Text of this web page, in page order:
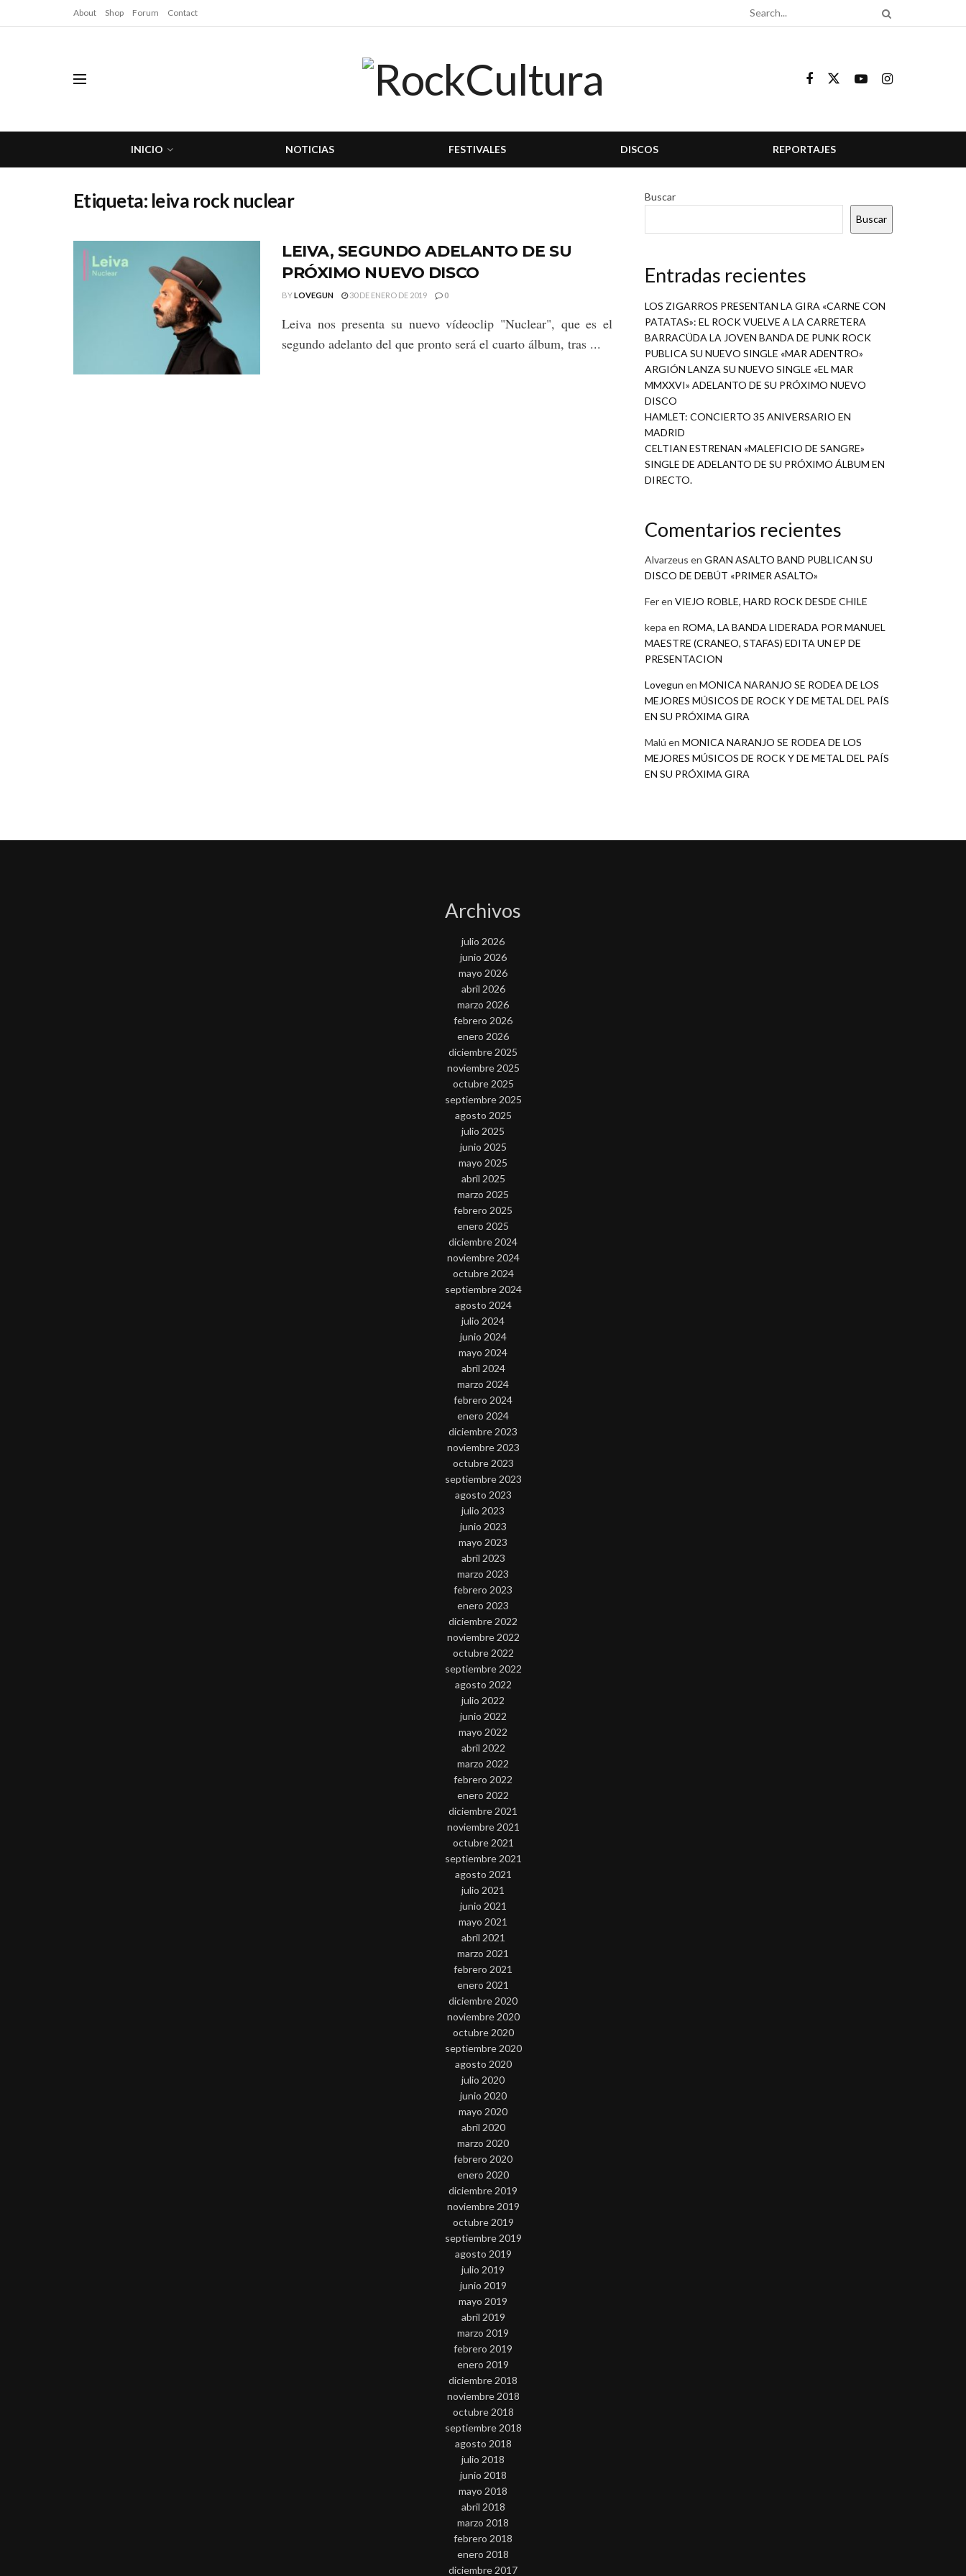
About Shop Forum Contact
INICIO NOTICIAS FESTIVALES DISCOS REPORTAJES
Etiqueta: leiva rock nuclear
LEIVA, SEGUNDO ADELANTO DE SU
PRÓXIMO NUEVO DISCO
BYLOVEGUN 30 DE ENERO DE 2019 0
Leiva nos presenta su nuevo vídeoclip "Nuclear", que es el
segundo adelanto del que pronto será el cuarto álbum, tras ...
Buscar
Buscar
Entradas recientes
LOS ZIGARROS PRESENTAN LA GIRA «CARNE CON
PATATAS»: EL ROCK VUELVE A LA CARRETERA
BARRACÜDA LA JOVEN BANDA DE PUNK ROCK
PUBLICA SU NUEVO SINGLE «MAR ADENTRO»
ARGIÓN LANZA SU NUEVO SINGLE «EL MAR
MMXXVI» ADELANTO DE SU PRÓXIMO NUEVO
DISCO
HAMLET: CONCIERTO 35 ANIVERSARIO EN
MADRID
CELTIAN ESTRENAN «MALEFICIO DE SANGRE»
SINGLE DE ADELANTO DE SU PRÓXIMO ÁLBUM EN
DIRECTO.
Comentarios recientes
Alvarzeus en GRAN ASALTO BAND PUBLICAN SU
DISCO DE DEBÚT «PRIMER ASALTO»
Feren VIEJO ROBLE, HARD ROCK DESDE CHILE
kepa en ROMA, LA BANDA LIDERADA POR MANUEL
MAESTRE (CRANEO, STAFAS) EDITA UN EP DE
PRESENTACION
Lovegun en MONICA NARANJO SE RODEA DE LOS
MEJORES MÚSICOS DE ROCK Y DE METAL DEL PAÍS
EN SU PRÓXIMA GIRA
Malú en MONICA NARANJO SE RODEA DE LOS
MEJORES MÚSICOS DE ROCK Y DE METAL DEL PAÍS
EN SU PRÓXIMA GIRA
Archivos
julio 2026
junio 2026
mayo 2026
abril 2026
marzo 2026
febrero 2026
enero 2026
diciembre 2025
noviembre 2025
octubre 2025
septiembre 2025
agosto 2025
julio 2025
junio 2025
mayo 2025
abril 2025
marzo 2025
febrero 2025
enero 2025
diciembre 2024
noviembre 2024
octubre 2024
septiembre 2024
agosto 2024
julio 2024
junio 2024
mayo 2024
abril 2024
marzo 2024
febrero 2024
enero 2024
diciembre 2023
noviembre 2023
octubre 2023
septiembre 2023
agosto 2023
julio 2023
junio 2023
mayo 2023
abril 2023
marzo 2023
febrero 2023
enero 2023
diciembre 2022
noviembre 2022
octubre 2022
septiembre 2022
agosto 2022
julio 2022
junio 2022
mayo 2022
abril 2022
marzo 2022
febrero 2022
enero 2022
diciembre 2021
noviembre 2021
octubre 2021
septiembre 2021
agosto 2021
julio 2021
junio 2021
mayo 2021
abril 2021
marzo 2021
febrero 2021
enero 2021
diciembre 2020
noviembre 2020
octubre 2020
septiembre 2020
agosto 2020
julio 2020
junio 2020
mayo 2020
abril 2020
marzo 2020
febrero 2020
enero 2020
diciembre 2019
noviembre 2019
octubre 2019
septiembre 2019
agosto 2019
julio 2019
junio 2019
mayo 2019
abril 2019
marzo 2019
febrero 2019
enero 2019
diciembre 2018
noviembre 2018
octubre 2018
septiembre 2018
agosto 2018
julio 2018
junio 2018
mayo 2018
abril 2018
marzo 2018
febrero 2018
enero 2018
diciembre 2017